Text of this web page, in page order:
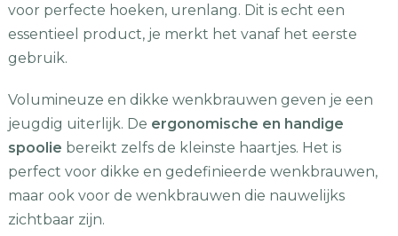
voor perfecte hoeken, urenlang. Dit is echt een
essentieel product, je merkt het vanaf het eerste
gebruik.
Volumineuze en dikke wenkbrauwen geven je een
jeugdig uiterlijk. De ergonomische en handige
spoolie bereikt zelfs de kleinste haartjes. Het is
perfect voor dikke en gedefinieerde wenkbrauwen,
maar ook voor de wenkbrauwen die nauwelijks
zichtbaar zijn.